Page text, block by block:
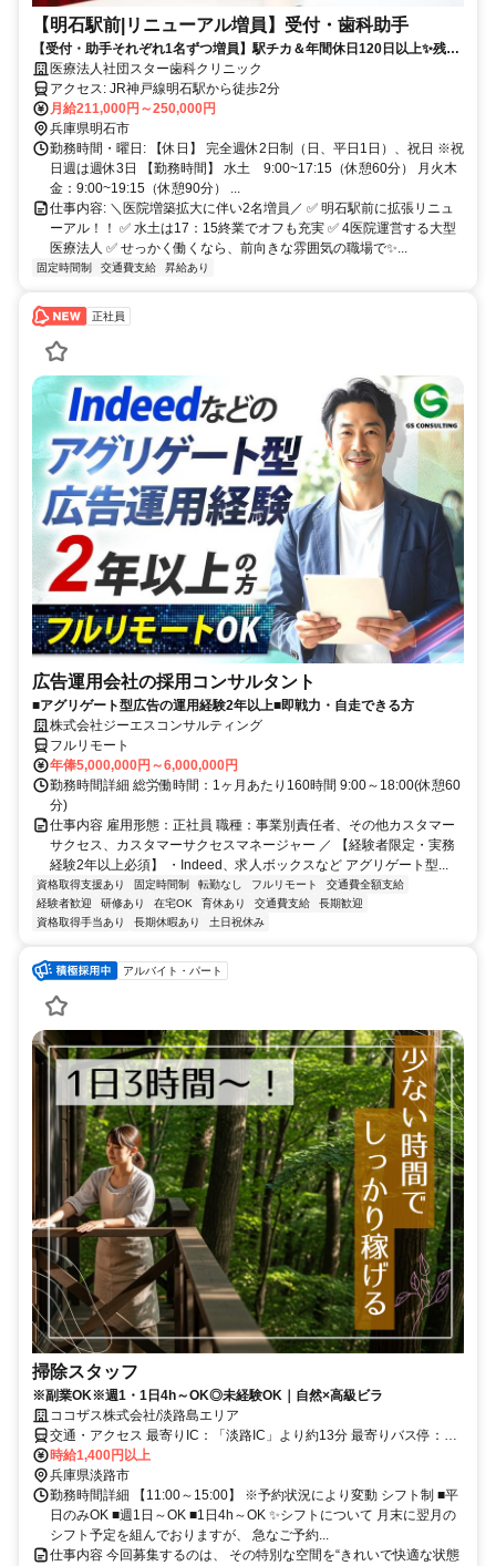
【明石駅前|リニューアル増員】受付・歯科助手
【受付・助手それぞれ1名ずつ増員】駅チカ＆年間休日120日以上✨残業
ほぼなし｜未経験から一生モノのスキルを
医療法人社団スター歯科クリニック
アクセス: JR神戸線明石駅から徒歩2分
月給211,000円～250,000円
兵庫県明石市
勤務時間・曜日: 【休日】 完全週休2日制（日、平日1日）、祝日 ※祝
日週は週休3日 【勤務時間】 水土 9:00~17:15（休憩60分） 月火木
金：9:00~19:15（休憩90分） ...
仕事内容: ＼医院増築拡大に伴い2名増員／ ✅ 明石駅前に拡張リニュ
ーアル！！ ✅ 水土は17：15終業でオフも充実 ✅ 4医院運営する大型
医療法人 ✅ せっかく働くなら、前向きな雰囲気の職場で✨...
固定時間制 交通費支給 昇給あり
正社員
広告運用会社の採用コンサルタント
■アグリゲート型広告の運用経験2年以上■即戦力・自走できる方
株式会社ジーエスコンサルティング
フルリモート
年俸5,000,000円～6,000,000円
勤務時間詳細 総労働時間：1ヶ月あたり160時間 9:00～18:00(休憩60
分)
仕事内容 雇用形態：正社員 職種：事業別責任者、その他カスタマー
サクセス、カスタマーサクセスマネージャー ／ 【経験者限定・実務
経験2年以上必須】 ・Indeed、求人ボックスなど アグリゲート型...
資格取得支援あり 固定時間制 転勤なし フルリモート
交通費全額支給
経験者歓迎
研修あり 在宅OK 育休あり 交通費支給
長期歓迎
資格取得手当あり
長期休暇あり 土日祝休み
アルバイト・パート
掃除スタッフ
※副業OK※週1・1日4h～OK◎未経験OK｜自然×高級ビラ
ココザス株式会社/淡路島エリア
交通・アクセス 最寄りIC：「淡路IC」より約13分 最寄りバス停：
「野島江崎」より徒歩約15分
時給1,400円以上
兵庫県淡路市
勤務時間詳細 【11:00～15:00】 ※予約状況により変動 シフト制 ■平
日のみOK ■週1日～OK ■1日4h～OK ✨シフトについて 月末に翌月の
シフト予定を組んでおりますが、 急なご予約...
仕事内容 今回募集するのは、 その特別な空間を“きれいで快適な状態